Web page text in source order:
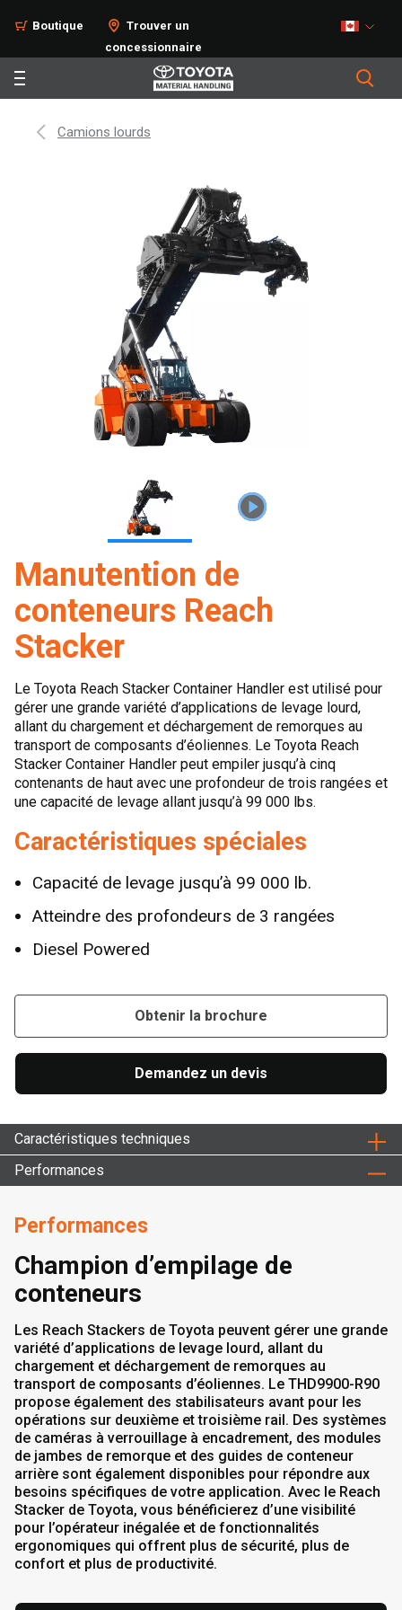
Boutique
Trouver un
concessionnaire
Camions lourds
Manutention de
conteneurs Reach
Stacker
Le Toyota Reach Stacker Container Handler est utilisé pour
gérer une grande variété d’applications de levage lourd,
allant du chargement et déchargement de remorques au
transport de composants d’éoliennes. Le Toyota Reach
Stacker Container Handler peut empiler jusqu’à cinq
contenants de haut avec une profondeur de trois rangées et
une capacité de levage allant jusqu’à 99 000 lbs.
Caractéristiques spéciales
Capacité de levage jusqu’à 99 000 lb.
Atteindre des profondeurs de 3 rangées
Diesel Powered
Obtenir la brochure
Demandez un devis
Caractéristiques techniques
Performances
Performances
Champion d’empilage de
conteneurs
Les Reach Stackers de Toyota peuvent gérer une grande
variété d’applications de levage lourd, allant du
chargement et déchargement de remorques au
transport de composants d’éoliennes. Le THD9900-R90
propose également des stabilisateurs avant pour les
opérations sur deuxième et troisième rail. Des systèmes
de caméras à verrouillage à encadrement, des modules
de jambes de remorque et des guides de conteneur
arrière sont également disponibles pour répondre aux
besoins spécifiques de votre application. Avec le Reach
Stacker de Toyota, vous bénéficierez d’une visibilité
pour l’opérateur inégalée et de fonctionnalités
ergonomiques qui offrent plus de sécurité, plus de
confort et plus de productivité.